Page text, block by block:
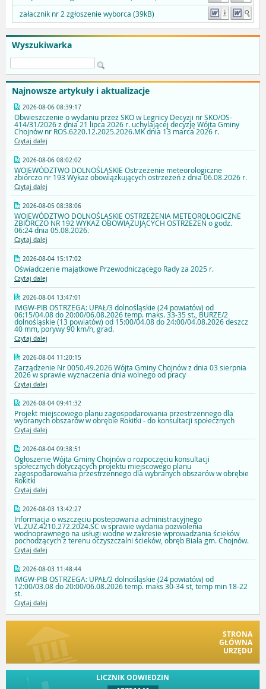
Wyszukiwarka
Najnowsze artykuły i aktualizacje
2026-08-06 08:39:17
Obwieszczenie o wydaniu przez SKO w Legnicy Decyzji nr SKO/OS-
414/31/2026 z dnia 21 lipca 2026 r. uchylającej decyzję Wójta Gminy
Chojnów nr ROŚ.6220.12.2025.2026.MK dnia 13 marca 2026 r.
Czytaj dalej
2026-08-06 08:02:02
WOJEWÓDZTWO DOLNOŚLĄSKIE Ostrzeżenie meteorologiczne
zbiorczo nr 193 Wykaz obowiązkujących ostrzeżeń z dnia 06.08.2026 r.
Czytaj dalej
2026-08-05 08:38:06
WOJEWÓDZTWO DOLNOŚLĄSKIE OSTRZEŻENIA METEOROLOGICZNE
ZBIORCZO NR 192 WYKAZ OBOWIĄZUJĄCYCH OSTRZEŻEŃ o godz.
06:24 dnia 05.08.2026.
Czytaj dalej
2026-08-04 15:17:02
Oświadczenie majątkowe Przewodniczącego Rady za 2025 r.
Czytaj dalej
2026-08-04 13:47:01
IMGW-PIB OSTRZEGA: UPAŁ/3 dolnośląskie (24 powiatów) od
06:15/04.08 do 20:00/06.08.2026 temp. maks. 33-35 st., BURZE/2
dolnośląskie (13 powiatów) od 15:00/04.08 do 24:00/04.08.2026 deszcz
40 mm, porywy 90 km/h, grad.
Czytaj dalej
2026-08-04 11:20:15
Zarządzenie Nr 0050.49.2026 Wójta Gminy Chojnów z dnia 03 sierpnia
2026 w sprawie wyznaczenia dnia wolnego od pracy
Czytaj dalej
2026-08-04 09:41:32
Projekt miejscowego planu zagospodarowania przestrzennego dla
wybranych obszarów w obrębie Rokitki - do konsultacji społecznych
Czytaj dalej
2026-08-04 09:38:51
Ogłoszenie Wójta Gminy Chojnów o rozpoczęciu konsultacji
społecznych dotyczących projektu miejscowego planu
zagospodarowania przestrzennego dla wybranych obszarów w obrębie
Rokitki
Czytaj dalej
2026-08-03 13:42:27
Informacja o wszczęciu postepowania administracyjnego
VL.ZUZ.4210.272.2024.SC w sprawie wydania pozwolenia
wodnoprawnego na usługi wodne w zakresie wprowadzania ścieków
pochodzących z terenu oczyszczalni ścieków, obręb Biała gm. Chojnów.
Czytaj dalej
2026-08-03 11:48:44
IMGW-PIB OSTRZEGA: UPAŁ/2 dolnośląskie (24 powiatów) od
12:00/03.08 do 20:00/06.08.2026 temp. maks 30-34 st, temp min 18-22
st.
Czytaj dalej
STRONA
GŁÓWNA
URZĘDU
LICZNIK ODWIEDZIN
załacznik nr 2 zgłoszenie wyborca (39kB)